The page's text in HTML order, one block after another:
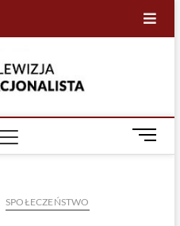
M
e
SPOŁECZEŃSTWO